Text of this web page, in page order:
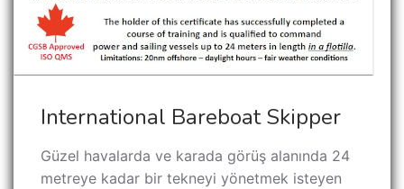
International Bareboat Skipper
Güzel havalarda ve karada görüş alanında 24
metreye kadar bir tekneyi yönetmek isteyen